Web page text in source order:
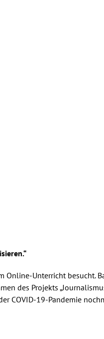
Online-Unterricht besucht.
des Projekts
COVID-19-Pandemie